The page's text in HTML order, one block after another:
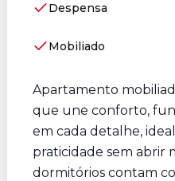
Despensa
Mobiliado
Apartamento
que une conforto,
em cada detalhe,
praticidade sem abrir
dormitórios contam